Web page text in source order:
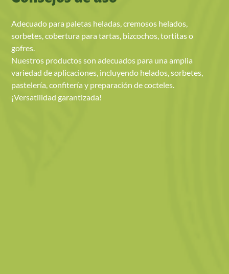
Adecuado para paletas heladas, cremosos helados,
sorbetes, cobertura para tartas, bizcochos, tortitas o
gofres.
Nuestros productos son adecuados para una amplia
variedad de aplicaciones, incluyendo helados, sorbetes,
pastelería, confitería y preparación de cocteles.
¡Versatilidad garantizada!